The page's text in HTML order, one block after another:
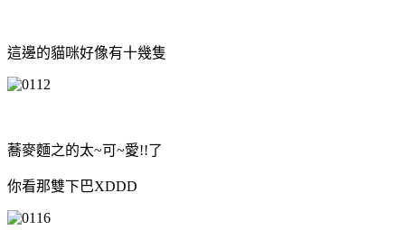
這邊的貓咪好像有十幾隻
蕎麥麵之的太~可~愛!!了
你看那雙下巴XDDD